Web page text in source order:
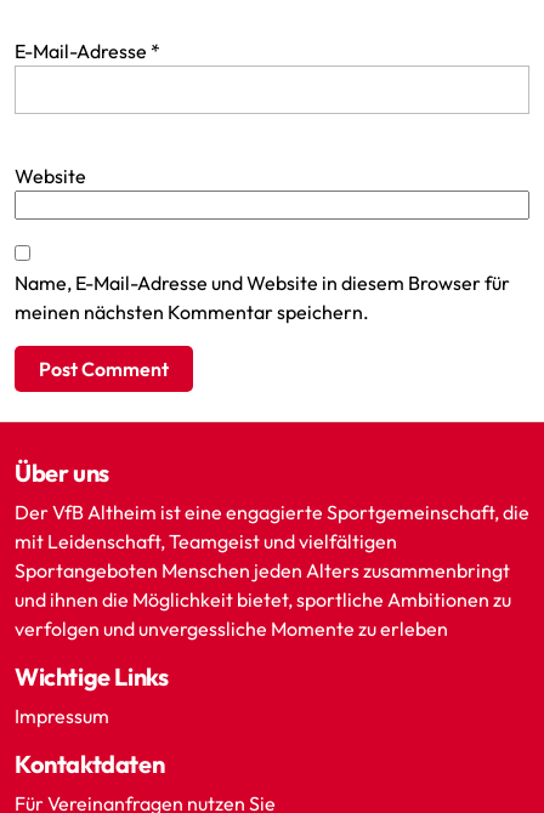
E-Mail-Adresse *
Website
Name, E-Mail-Adresse und Website in diesem Browser für
meinen nächsten Kommentar speichern.
Über uns
Der VfB Altheim ist eine engagierte Sportgemeinschaft, die
mit Leidenschaft, Teamgeist und vielfältigen
Sportangeboten Menschen jeden Alters zusammenbringt
und ihnen die Möglichkeit bietet, sportliche Ambitionen zu
verfolgen und unvergessliche Momente zu erleben
Wichtige Links
Impressum
Kontaktdaten
Für Vereinanfragen nutzen Sie